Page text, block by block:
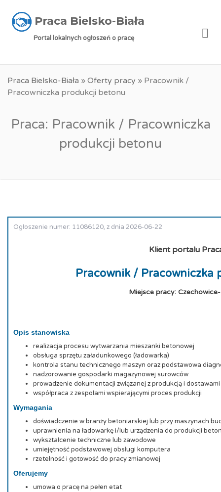
Praca Bielsko-Biała
Portal lokalnych ogłoszeń o pracę
Praca Bielsko-Biała » Oferty pracy » Pracownik /
Pracowniczka produkcji betonu
Praca: Pracownik / Pracowniczka
produkcji betonu
Ogłoszenie numer: 11086120, z dnia 2026-06-22
Klient portalu
Pracownik / Pracowniczka
Miejsce pracy:
Opis stanowiska
realizacja procesu wytwarzania mieszanki betonowej
obsługa sprzętu załadunkowego (ładowarka)
kontrola stanu technicznego maszyn oraz podstawowa
nadzorowanie gospodarki magazynowej surowców
prowadzenie dokumentacji związanej z produkcją i dostawami
współpraca z zespołami wspierającymi proces produkcji
Wymagania
doświadczenie w branży betoniarskiej lub przy maszynach
uprawnienia na ładowarkę i/lub urządzenia do produkcji
wykształcenie techniczne lub zawodowe
umiejętność podstawowej obsługi komputera
rzetelność i gotowość do pracy zmianowej
Oferujemy
umowa o pracę na pełen etat